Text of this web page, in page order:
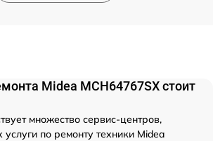
Midea MCH64767SX стоит
множество сервис-центров,
по ремонту техники Midea